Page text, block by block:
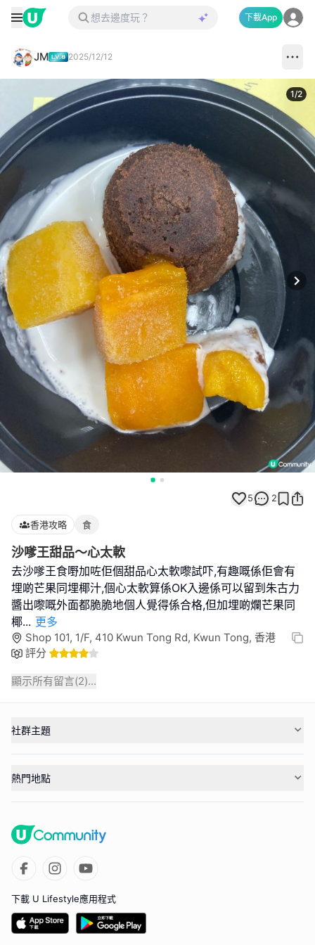
下載App
JM 2025/12/12
1/2
5 2
香港攻略 食
沙嗲王甜品～心太軟
去沙嗲王食嘢加咗佢個甜品心太軟嚟試吓,有趣嘅係佢會有
埋啲芒果同埋椰汁,個心太軟算係OK入邊係可以留到朱古力
醬出嚟嘅外面都脆脆地個人覺得係合格,但加埋啲爛芒果同
椰... 更多
Shop 101, 1/F, 410 Kwun Tong Rd, Kwun Tong, 香港
評分
顯示所有留言(2)...
社群主題
熱門地點
下載 U Lifestyle應用程式